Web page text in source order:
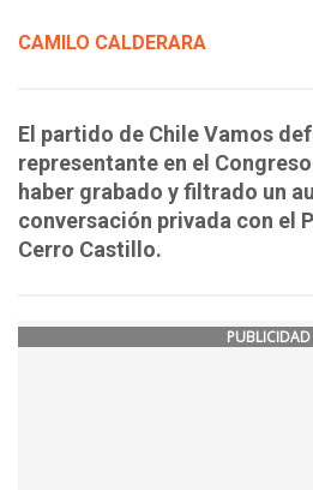
CAMILO CALDERARA
El partido de Chile Vamos
representante en el
haber grabado y filtrado un
conversación privada con el
Cerro Castillo.
PUBLICIDAD